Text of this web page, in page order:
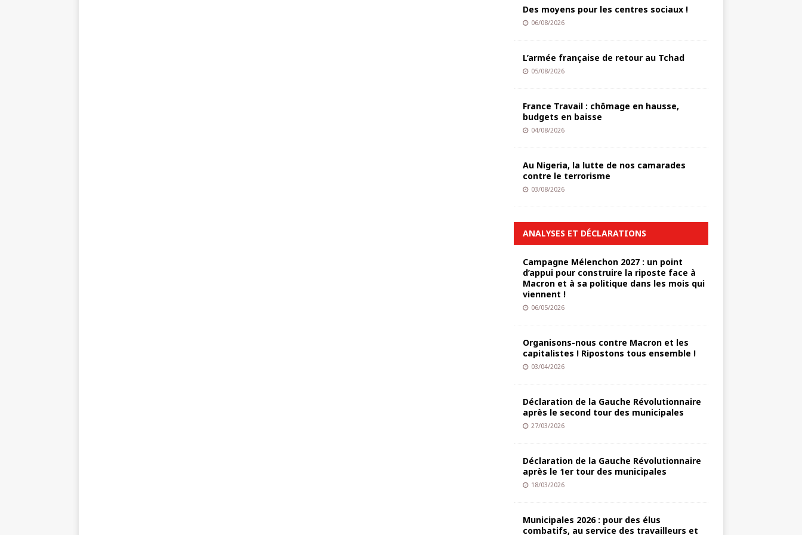
Des moyens pour les centres sociaux !
06/08/2026
L’armée française de retour au Tchad
05/08/2026
France Travail : chômage en hausse,
budgets en baisse
04/08/2026
Au Nigeria, la lutte de nos camarades
contre le terrorisme
03/08/2026
ANALYSES ET DÉCLARATIONS
Campagne Mélenchon 2027 : un point
d’appui pour construire la riposte face à
Macron et à sa politique dans les mois qui
viennent !
06/05/2026
Organisons-nous contre Macron et les
capitalistes ! Ripostons tous ensemble !
03/04/2026
Déclaration de la Gauche Révolutionnaire
après le second tour des municipales
27/03/2026
Déclaration de la Gauche Révolutionnaire
après le 1er tour des municipales
18/03/2026
Municipales 2026 : pour des élus
combatifs, au service des travailleurs et